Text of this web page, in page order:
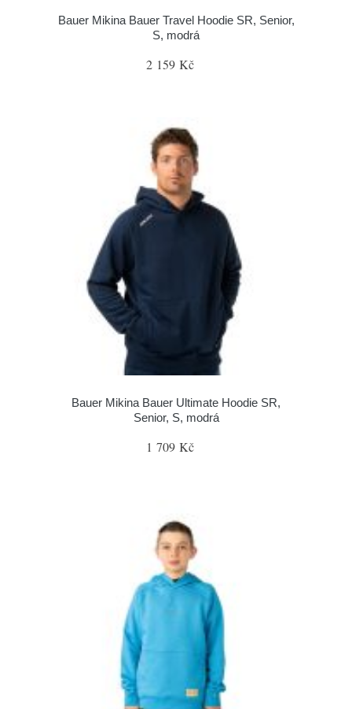
Bauer Mikina Bauer Travel Hoodie SR, Senior,
S, modrá
2 159 Kč
Bauer Mikina Bauer Ultimate Hoodie SR,
Senior, S, modrá
1 709 Kč